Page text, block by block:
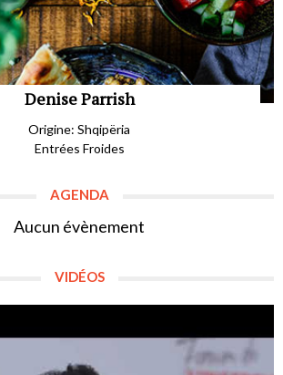
Denise Parrish
Origine: Shqipëria
Entrées Froides
AGENDA
Aucun évènement
VIDÉOS